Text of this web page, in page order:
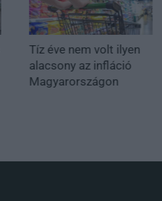
Tíz éve nem volt ilyen
alacsony az infláció
Magyarországon